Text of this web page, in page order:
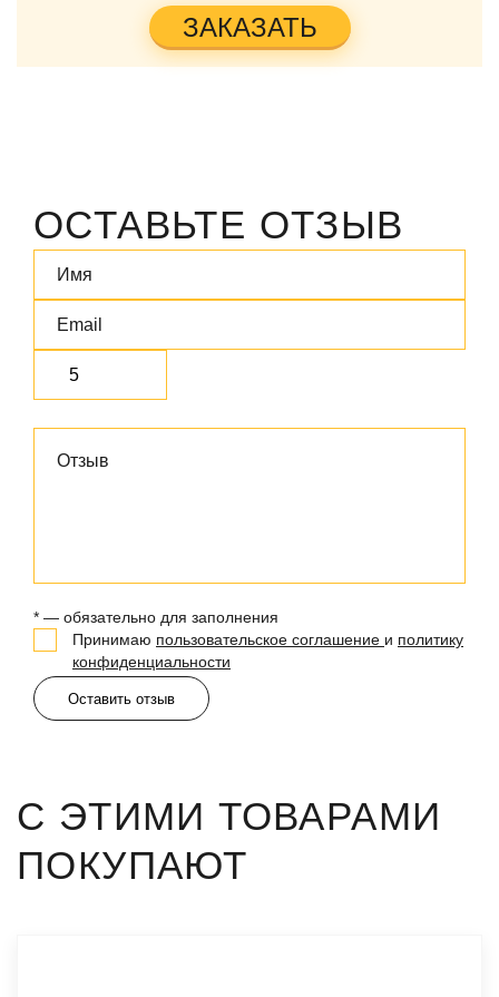
ЗАКАЗАТЬ
ОСТАВЬТЕ ОТЗЫВ
* — обязательно для заполнения
Принимаю пользовательское соглашение и политику
конфиденциальности
Оставить отзыв
С ЭТИМИ ТОВАРАМИ
ПОКУПАЮТ